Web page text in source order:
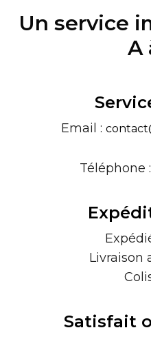
Un service
A
Email :
Téléphone
Livraison
Satisfait